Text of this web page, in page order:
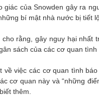
giác của Snowden gây ra
bí mật nhà nước bị tiết
cho rằng, gây nguy hại nhất
sách của các cơ quan tình
về việc các cơ quan tình
cơ quan này và “những
thêm.